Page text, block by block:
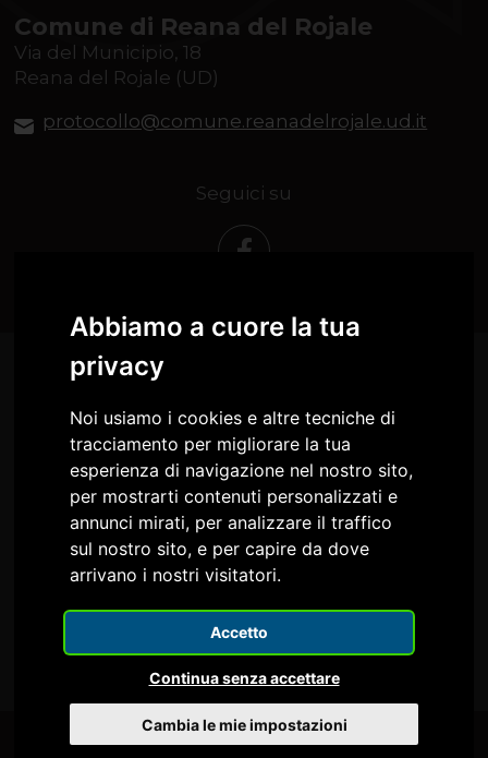
Abbiamo a cuore la tua
privacy
Noi usiamo i cookies e altre tecniche di
tracciamento per migliorare la tua
esperienza di navigazione nel nostro sito,
per mostrarti contenuti personalizzati e
annunci mirati, per analizzare il traffico
sul nostro sito, e per capire da dove
arrivano i nostri visitatori.
Accetto
Continua senza accettare
Cambia le mie impostazioni
Comune di Reana del Rojale
Via del Municipio, 18
Reana del Rojale (UD)
protocollo@comune.reanadelrojale.ud.it
Seguici su
Comune di Reana del Rojale Circolo Culturale IL FARO